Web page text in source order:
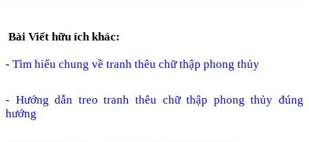
Bài Viết hữu ích khác:
- Tìm hiểu chung về tranh thêu chữ thập phong thủy
- Hướng dẫn treo tranh thêu chữ thập phong thủy đúng
hướng